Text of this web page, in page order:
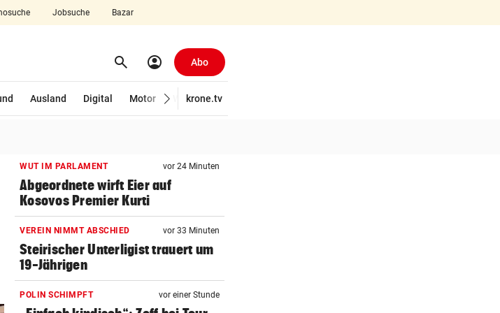
Jobsuche Bazar
search Suchen
account_circle Abo
Ausland Digital Motor Wirtschaft
krone.tv
WUT IM PARLAMENT vor 24 Minuten
Abgeordnete wirft Eier auf
Kosovos Premier Kurti
VEREIN NIMMT ABSCHIED vor 33 Minuten
Steirischer Unterligist trauert um
19-Jährigen
POLIN SCHIMPFT vor einer Stunde